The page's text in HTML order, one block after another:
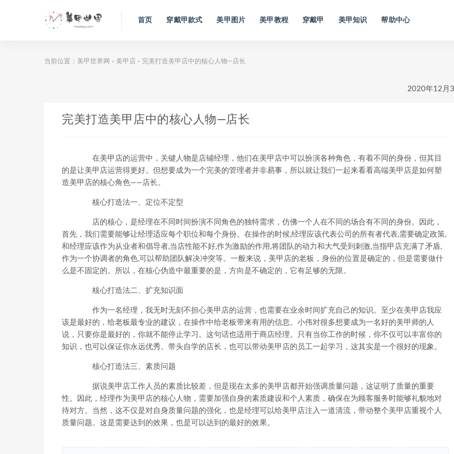
首页 穿戴甲款式 美甲图片 美甲教程 穿戴甲 美甲知识 帮助中心
当前位置： 美甲世界网 > 美甲店 > 完美打造美甲店中的核心人物—店长
2020年12月
完美打造美甲店中的核心人物—店长
在美甲店的运营中，关键人物是店铺经理，他们在美甲店中可以扮演各种角色，有着不同的身份，但其目
的是让美甲店运营得更好。但想要成为一个完美的管理者并非易事，所以就让我们一起来看看高端美甲店是如何塑
造美甲店的核心角色——店长。
核心打造法一、定位不定型
店的核心，是经理在不同时间扮演不同角色的独特需求，仿佛一个人在不同的场合有不同的身份。因此，
首先，我们需要能够让经理适应每个职位和每个身份。在操作的时候,经理应该代表公司的所有者代表,需要确定政策,
和经理应该作为从业者和倡导者,当店性能不好,作为激励的作用,将团队的动力和大气受到刺激,当指甲店充满了矛盾,
作为一个协调者的角色,可以帮助团队解决冲突等。一般来说，美甲店的老板，身份的位置是确定的，但是需要做什
么是不固定的。所以，在核心伪造中最重要的是，方向是不确定的，它有足够的无限。
核心打造法二、扩充知识面
作为一名经理，我无时无刻不担心美甲店的运营，也需要在业余时间扩充自己的知识。至少在美甲店我应
该是最好的，给老板最专业的建议，在操作中给老板带来有用的信息。小伟对很多想要成为一名好的美甲师的人
说，只要你是最好的，你就不能停止学习。这句话也适用于商店经理。只有当你工作的时候，你不仅可以丰富你的
知识，也可以保证你永远优秀。带头自学的店长，也可以带动美甲店的员工一起学习，这其实是一个很好的现象。
核心打造法三、素质问题
据说美甲店工作人员的素质比较差，但是现在太多的美甲店都开始强调质量问题，这证明了质量的重要
性。因此，经理作为美甲店的核心人物，需要加强自身的素质建设和个人素质，确保在为顾客服务时能够礼貌地对
待对方。当然，这不仅是对自身质量问题的强化，也是经理可以给美甲店注入一道清流，带动整个美甲店重视个人
质量问题。这是需要达到的效果，也是可以达到的最好的效果。